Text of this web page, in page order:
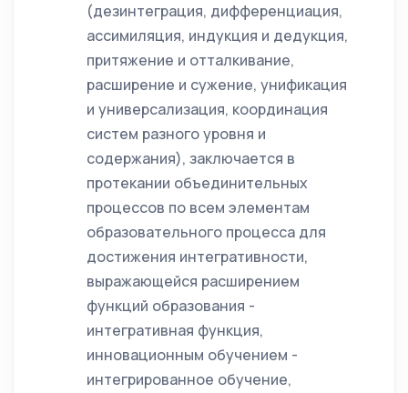
(дезинтеграция, дифференциация,
ассимиляция, индукция и дедукция,
притяжение и отталкивание,
расширение и сужение, унификация
и универсализация, координация
систем разного уровня и
содержания), заключается в
протекании объединительных
процессов по всем элементам
образовательного процесса для
достижения интегративности,
выражающейся расширением
функций образования -
интегративная функция,
инновационным обучением -
интегрированное обучение,